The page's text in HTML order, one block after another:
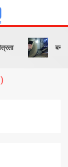
बनारस